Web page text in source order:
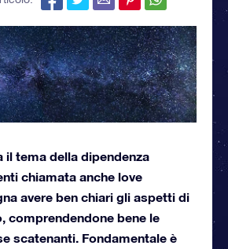
il tema della dipendenza
chiamata anche love
avere ben chiari gli aspetti di
comprendendone bene le
scatenanti. Fondamentale è